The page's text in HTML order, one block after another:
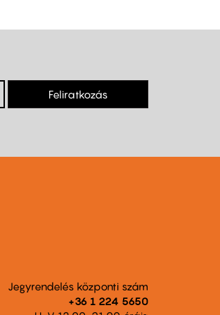
Feliratkozás
Jegyrendelés központi szám
+36 1 224 5650